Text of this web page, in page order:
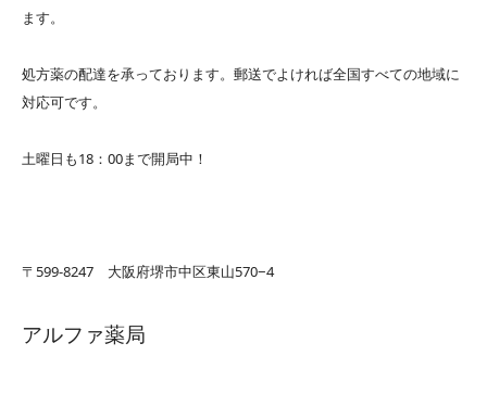
ます。
処方薬の配達を承っております。郵送でよければ全国すべての地域に
対応可です。
土曜日も18：00まで開局中！
〒599-8247 大阪府堺市中区東山570−4
アルファ薬局